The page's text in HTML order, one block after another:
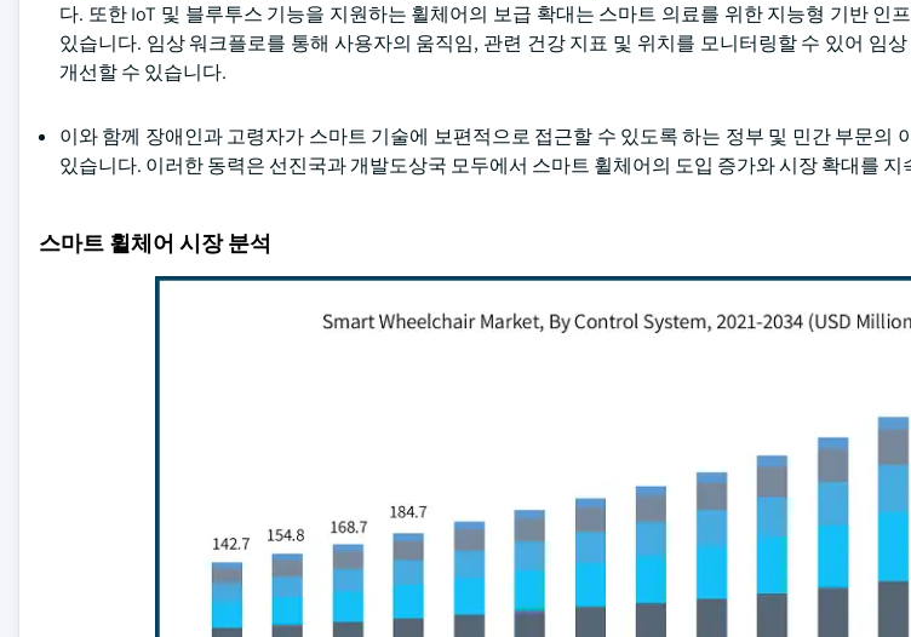
다. 또한 IoT 및 블루투스 기능을 지원하는 휠체어의 보급 확대는 스마트 의료를 위한 지능형 기반 인
있습니다. 임상 워크플로를 통해 사용자의 움직임, 관련 건강 지표 및 위치를 모니터링할 수 있어 임
개선할 수 있습니다.
이와 함께 장애인과 고령자가 스마트 기술에 보편적으로 접근할 수 있도록 하는 정부 및 민간 부문의
있습니다. 이러한 동력은 선진국과 개발도상국 모두에서 스마트 휠체어의 도입 증가와 시장 확대를
스마트 휠체어 시장 분석